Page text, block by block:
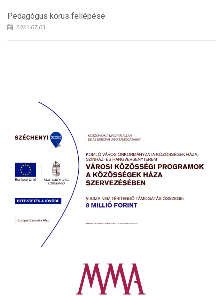
Pedagógus kórus fellépése
2023.07.03.